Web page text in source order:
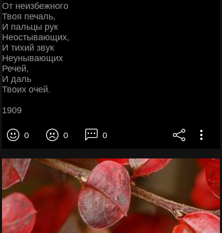
От неизбежного
Твоя печаль,
И пальцы рук
Неостывающих,
И тихий звук
Неунывающих
Речей,
И даль
Твоих очей.
1909
0 0 0